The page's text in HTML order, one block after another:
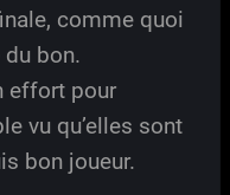
comme quoi
bon.
effort pour
vu qu’elles sont
bon joueur.